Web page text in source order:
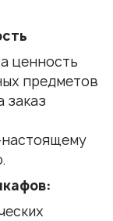
ценность
предметов
заказ
настоящему